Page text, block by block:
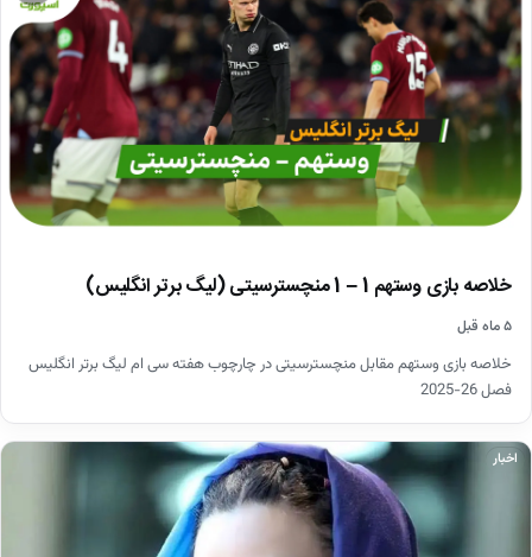
خلاصه بازی وستهم 1 – 1 منچسترسیتی (لیگ برتر انگلیس)
۵ ماه قبل
خلاصه بازی وستهم مقابل منچسترسیتی در چارچوب هفته سی ام لیگ برتر انگلیس
فصل 26-2025
اخبار